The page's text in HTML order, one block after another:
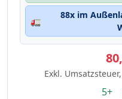
🚛
88x im
Exkl.
5+